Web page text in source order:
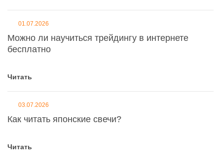
01.07.2026
Можно ли научиться трейдингу в интернете
бесплатно
Читать
03.07.2026
Как читать японские свечи?
Читать